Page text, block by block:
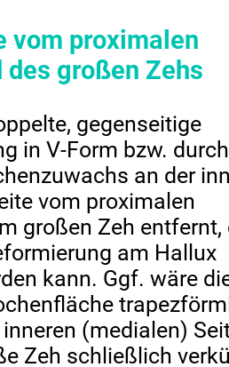
vom proximalen
großen Zehs
gegenseitige
in V-Form bzw.
an der
vom proximalen
großen Zeh
am Hallux
kann. Ggf. wäre
(medialen)
Zeh schließlich